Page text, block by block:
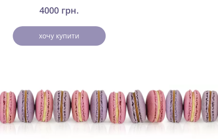
4000 грн.
хочу купити